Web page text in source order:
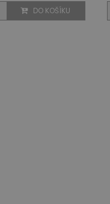
DO KOŠÍKU